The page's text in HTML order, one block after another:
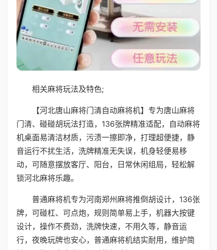
相关麻将玩法及特色;
【河北唐山麻将门清自动麻将机】专为唐山麻将
门清、碰碰胡玩法打造，136张牌精准适配，自动麻将
机桌面易清洁材质，污渍一擦即净，打理超便捷，静
音运行不扰生活，洗牌精准无失误，机身轻便易移
动，可随意摆放客厅、阳台，日常休闲组局，轻松解
锁河北麻将乐趣。
普通麻将机专为河南郑州麻将推倒胡设计，136张
牌，可碰杠、可点炮，规则简单易上手，机器大按键
设计，操作不费劲，洗牌快速，不用久等，静音运
行，夜晚玩牌也安心，普通麻将机结实耐用，维护简